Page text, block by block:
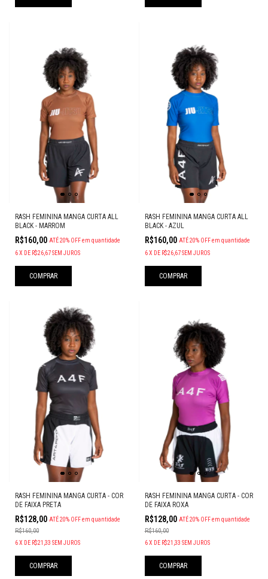
RASH FEMININA MANGA CURTA ALL
BLACK - MARROM
R$160,00 ATÉ 20% OFFem quantidade
6X DE R$26,67SEM JUROS
COMPRAR
RASH FEMININA MANGA CURTA ALL
BLACK - AZUL
R$160,00 ATÉ 20% OFF em quantidade
6 X DE R$26,67 SEM JUROS
COMPRAR
RASH FEMININA MANGA CURTA - COR
DE FAIXA PRETA
R$128,00 ATÉ 20% OFFem quantidade
R$160,00
6X DE R$21,33 SEM JUROS
COMPRAR
RASH FEMININA MANGA CURTA - COR
DE FAIXA ROXA
R$128,00 ATÉ 20% OFF em quantidade
R$160,00
6 X DE R$21,33 SEM JUROS
COMPRAR